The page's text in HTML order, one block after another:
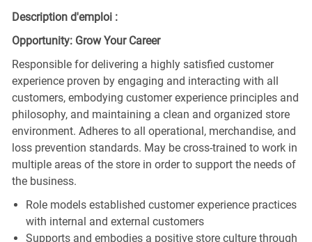
Description d'emploi :
Opportunity: Grow Your Career
Responsible for delivering a highly satisfied customer
experience proven by engaging and interacting with all
customers, embodying customer experience principles and
philosophy, and maintaining a clean and organized store
environment. Adheres to all operational, merchandise, and
loss prevention standards. May be cross-trained to work in
multiple areas of the store in order to support the needs of
the business.
Role models established customer experience practices
with internal and external customers
Supports and embodies a positive store culture through